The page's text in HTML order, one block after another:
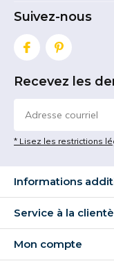
Suivez-nous
Recevez les
* Lisez les restrictions
Informations
Service à la
Mon compte